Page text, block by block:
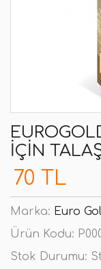
İÇIN
70 TL
Marka: Euro
Ürün Kodu:
Stok Durumu: